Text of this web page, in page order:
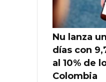
Nu lanza
días con
al 10% de
Colombia